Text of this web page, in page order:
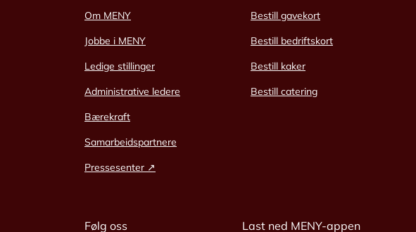
Om MENY
Jobbe i MENY
Ledige stillinger
Administrative ledere
Bærekraft
Samarbeidspartnere
Pressesenter ↗
Bestill gavekort
Bestill bedriftskort
Bestill kaker
Bestill catering
Følg oss Last ned MENY-appen